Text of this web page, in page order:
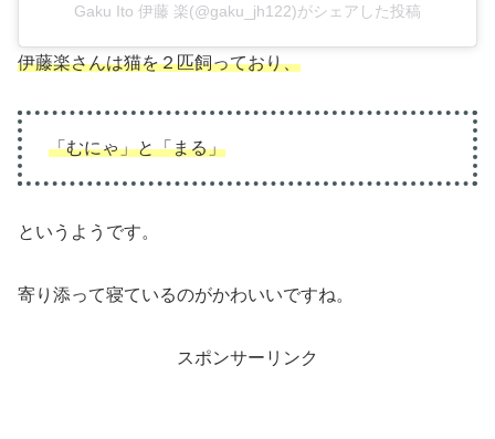
Gaku Ito 伊藤 楽(@gaku_jh122)がシェアした投稿
伊藤楽さんは猫を２匹飼っており、
「むにゃ」と「まる」
というようです。
寄り添って寝ているのがかわいいですね。
スポンサーリンク